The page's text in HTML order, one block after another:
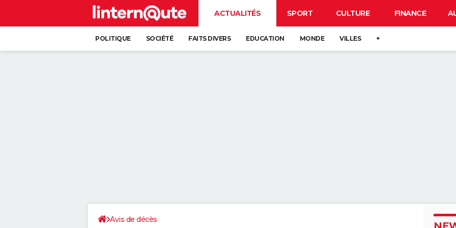
ACTUALITÉS SPORT CULTURE FINANCE
POLITIQUE SOCIÉTÉ FAITS DIVERS EDUCATION MONDE VILLES +
Avis de décès